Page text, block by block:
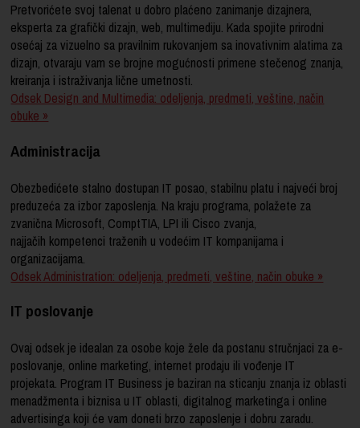
Pretvorićete svoj talenat u dobro plaćeno zanimanje dizajnera,
eksperta za grafički dizajn, web, multimediju. Kada spojite prirodni
osećaj za vizuelno sa pravilnim rukovanjem sa inovativnim alatima za
dizajn, otvaraju vam se brojne mogućnosti primene stečenog znanja,
kreiranja i istraživanja lične umetnosti.
Odsek Design and Multimedia: odeljenja, predmeti, veštine, način
obuke »
Administracija
Obezbedićete stalno dostupan IT posao, stabilnu platu i najveći broj
preduzeća za izbor zaposlenja. Na kraju programa, polažete za
zvanična Microsoft, ComptTIA, LPI ili Cisco zvanja,
najjačih kompetenci traženih u vodećim IT kompanijama i
organizacijama.
Odsek Administration: odeljenja, predmeti, veštine, način obuke »
IT poslovanje
Ovaj odsek je idealan za osobe koje žele da postanu stručnjaci za e-
poslovanje, online marketing, internet prodaju ili vođenje IT
projekata. Program IT Business je baziran na sticanju znanja iz oblasti
menadžmenta i biznisa u IT oblasti, digitalnog marketinga i online
advertisinga koji će vam doneti brzo zaposlenje i dobru zaradu.